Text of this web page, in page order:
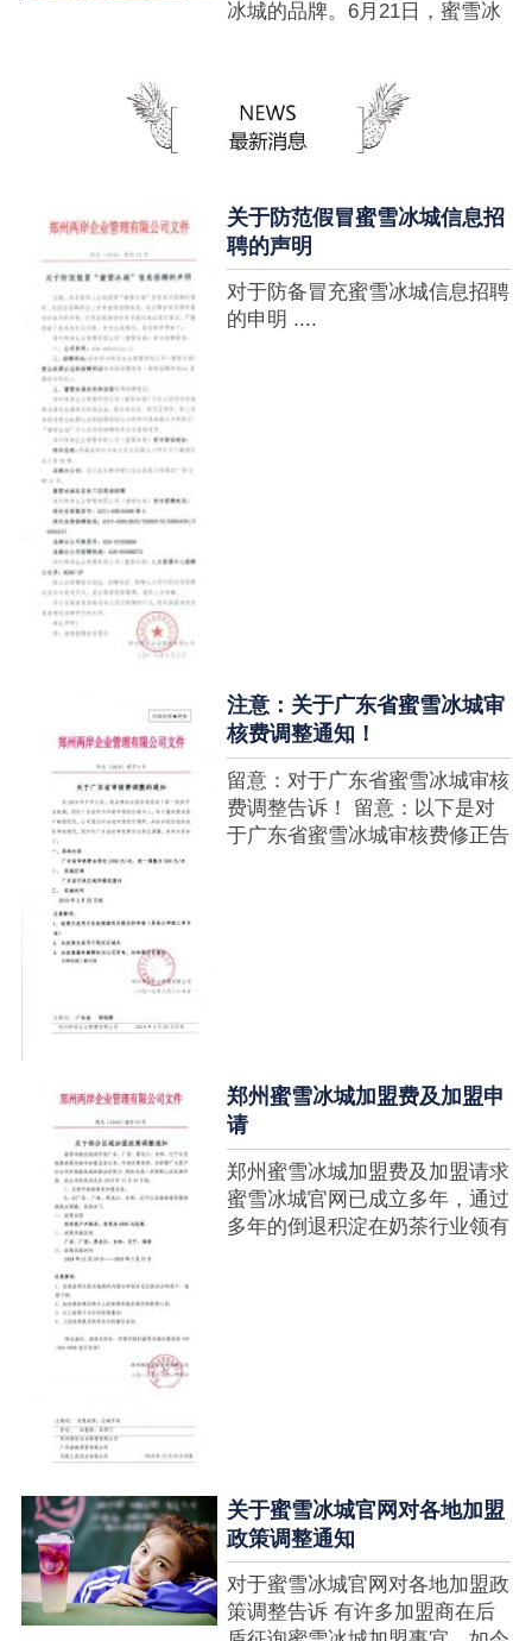
冰城的品牌。6月21日，蜜雪冰
家，买多少送多少”的横幅，这
个自1997年开始营业的街边奶
茶店正逐渐展露它的锋芒。不过
关于防范假冒蜜雪冰城信息招
聘的声明
对于防备冒充蜜雪冰城信息招聘
的申明 ....
注意：关于广东省蜜雪冰城审
核费调整通知！
留意：对于广东省蜜雪冰城审核
费调整告诉！ 留意：以下是对
于广东省蜜雪冰城审核费修正告
郑州蜜雪冰城加盟费及加盟申
请
郑州蜜雪冰城加盟费及加盟请求
蜜雪冰城官网已成立多年，通过
多年的倒退积淀在奶茶行业领有
关于蜜雪冰城官网对各地加盟
政策调整通知
对于蜜雪冰城官网对各地加盟政
策调整告诉 有许多加盟商在后